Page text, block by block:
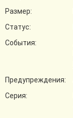
Размер:
Статус:
События:
Предупреждения:
Серия: